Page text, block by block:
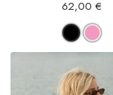
62,00 €